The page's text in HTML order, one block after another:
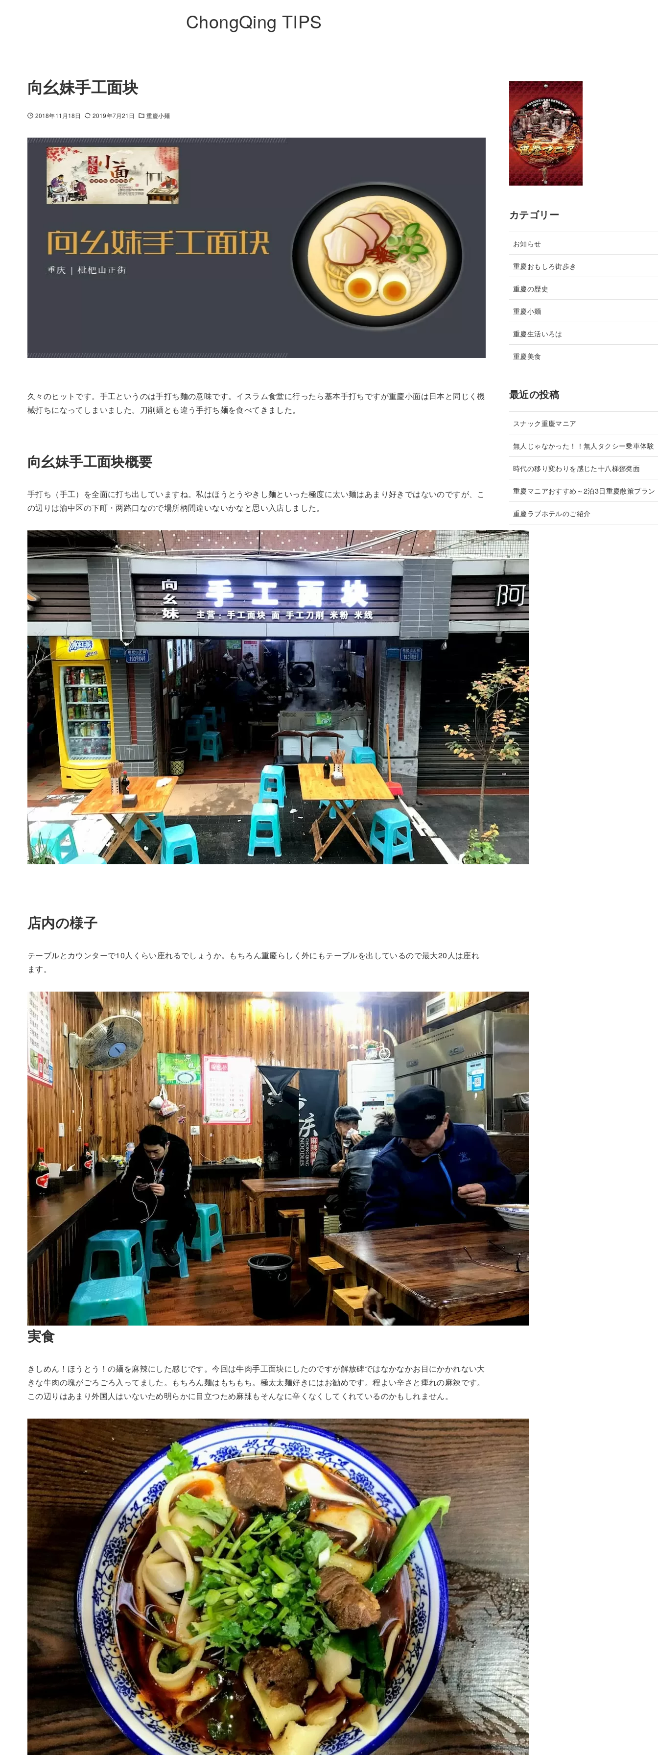
ChongQing TIPS
向幺妹手工面块
2018年11月18日 2019年7月21日 重慶小麺
久々のヒットです。手工というのは手打ち麺の意味です。イスラム食堂に行ったら基本手打ちですが重慶小面は日本と同じく機
械打ちになってしまいました。刀削麺とも違う手打ち麺を食べてきました。
向幺妹手工面块概要
手打ち（手工）を全面に打ち出していますね。私はほうとうやきし麺といった極度に太い麺はあまり好きではないのですが、こ
の辺りは渝中区の下町・两路口なので場所柄間違いないかなと思い入店しました。
店内の様子
テーブルとカウンターで10人くらい座れるでしょうか。もちろん重慶らしく外にもテーブルを出しているので最大20人は座れ
ます。
実食
きしめん！ほうとう！の麺を麻辣にした感じです。今回は牛肉手工面块にしたのですが解放碑ではなかなかお目にかかれない大
きな牛肉の塊がごろごろ入ってました。もちろん麺はもちもち。極太太麺好きにはお勧めです。程よい辛さと痺れの麻辣です。
この辺りはあまり外国人はいないため明らかに目立つため麻辣もそんなに辛くなくしてくれているのかもしれません。
カテゴリー
お知らせ
重慶おもしろ街歩き
重慶の歴史
重慶小麺
重慶生活いろは
重慶美食
最近の投稿
スナック重慶マニア
無人じゃなかった！！無人タクシー乗車体験
時代の移り変わりを感じた十八梯鄧凳面
重慶マニアおすすめ～2泊3日重慶散策プラン
重慶ラブホテルのご紹介